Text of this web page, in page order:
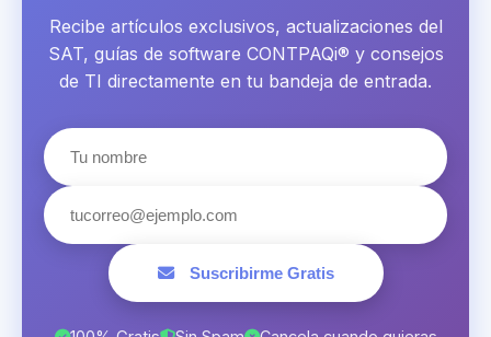
Recibe artículos exclusivos, actualizaciones del
SAT, guías de software CONTPAQi® y consejos
de TI directamente en tu bandeja de entrada.
Suscribirme Gratis